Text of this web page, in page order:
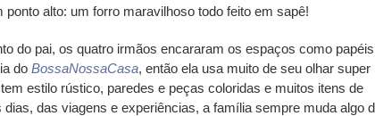
alto: um forro maravilhoso todo feito em sapê!
do pai, os quatro irmãos encararam os espaços como
do BossaNossaCasa, então ela usa muito de seu olhar super
estilo rústico, paredes e peças coloridas e muitos itens de
das viagens e experiências, a família sempre muda algo